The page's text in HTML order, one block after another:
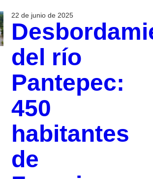
22 de junio de 2025
del río
Pantepec:
450
habitantes
de